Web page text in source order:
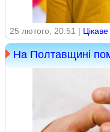
25 лютого, 20:51 | Цікаве
На Полтавщині